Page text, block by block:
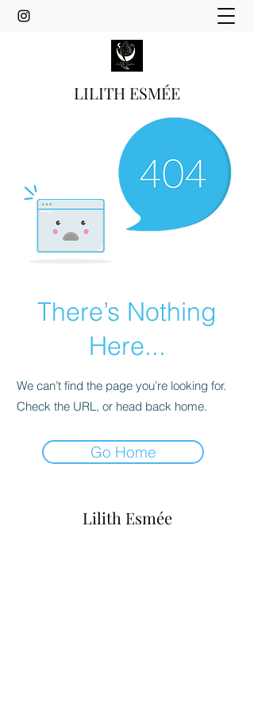
LILITH ESMÉE
There’s Nothing
Here...
We can’t find the page you’re looking for.
Check the URL, or head back home.
Go Home
Lilith Esmée